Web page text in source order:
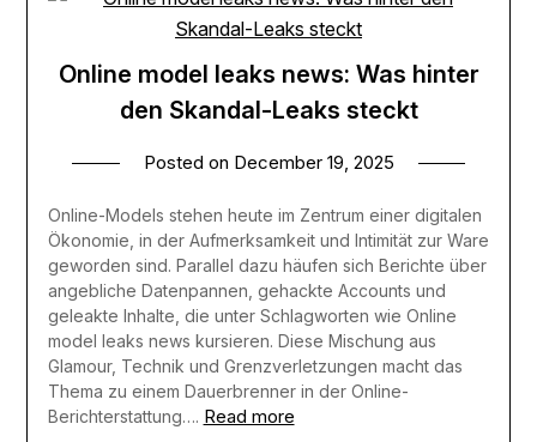
Online model leaks news: Was hinter
den Skandal-Leaks steckt
Posted on December 19, 2025
Online-Models stehen heute im Zentrum einer digitalen
Ökonomie, in der Aufmerksamkeit und Intimität zur Ware
geworden sind. Parallel dazu häufen sich Berichte über
angebliche Datenpannen, gehackte Accounts und
geleakte Inhalte, die unter Schlagworten wie Online
model leaks news kursieren. Diese Mischung aus
Glamour, Technik und Grenzverletzungen macht das
Thema zu einem Dauerbrenner in der Online-
Berichterstattung…. Read more